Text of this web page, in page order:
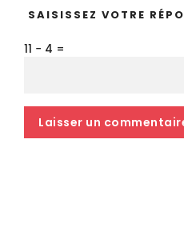
SAISISSEZ VOTRE
11 − 4 =